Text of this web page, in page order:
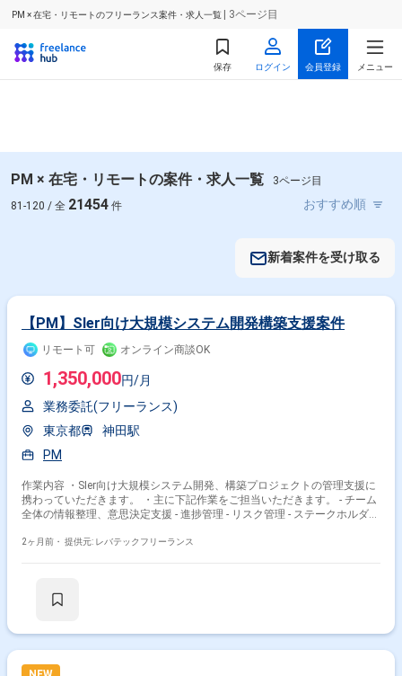
PM × 在宅・リモートのフリーランス案件・求人一覧 | 3ページ目
保存 ログイン 会員登録 メニュー
PM × 在宅・リモートの案件・求人一覧
3ページ目
81-120 / 全 21454 件
新着案件を受け取る
【PM】SIer向け大規模システム開発構築支援案件
リモート可 オンライン商談OK
1,350,000円/月
業務委託(フリーランス)
東京都
神田駅
PM
作業内容 ・SIer向け大規模システム開発、構築プロジェクトの管理支援に
携わっていただきます。 ・主に下記作業をご担当いただきます。 - チーム
全体の情報整理、意思決定支援 - 進捗管理 - リスク管理 - ステークホルダ調
2ヶ月前・ 提供元: レバテックフリーランス